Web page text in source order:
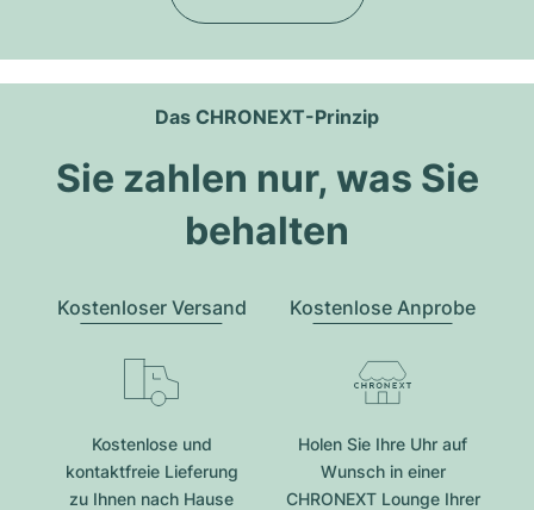
Das CHRONEXT-Prinzip
Sie zahlen nur, was Sie
behalten
Kostenloser Versand
Kostenlose und
kontaktfreie Lieferung
zu Ihnen nach Hause
Kostenlose Anprobe
Holen Sie Ihre Uhr auf
Wunsch in einer
CHRONEXT Lounge Ihrer